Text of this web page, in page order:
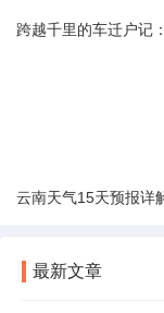
最新文章